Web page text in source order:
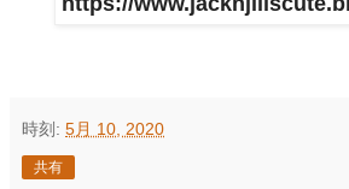
時刻: 5月 10, 2020
共有